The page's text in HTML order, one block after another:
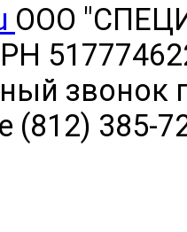
ООО "
звонок
385-